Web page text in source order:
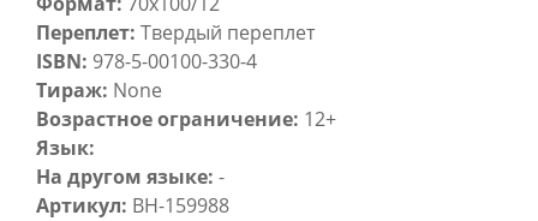
Переплет: Твердый переплет
ISBN: 978-5-00100-330-4
Тираж: None
Возрастное ограничение: 12+
Язык:
На другом языке: -
Артикул: BH-159988